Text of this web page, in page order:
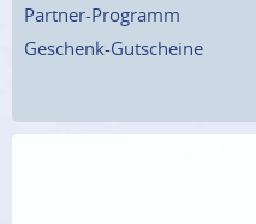
Partner-Programm
Geschenk-Gutscheine